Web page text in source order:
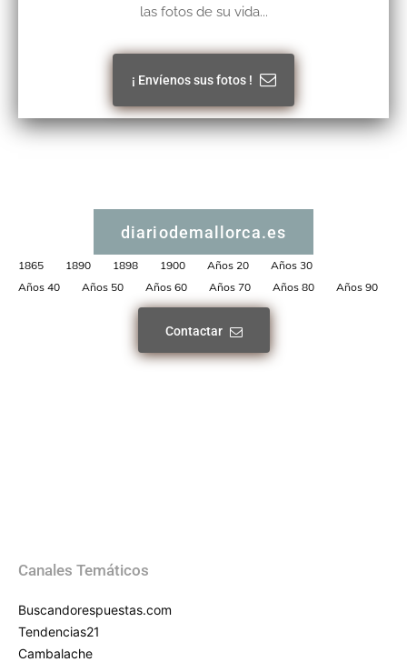
las fotos de su vida...
¡ Envíenos sus fotos !
diariodemallorca.es
1865 1890 1898 1900 Años 20
Años 30
Años 40
Años 50 Años 60 Años 70 Años 80 Años 90
Contactar
Canales Temáticos
Buscandorespuestas.com
Tendencias21
Cambalache